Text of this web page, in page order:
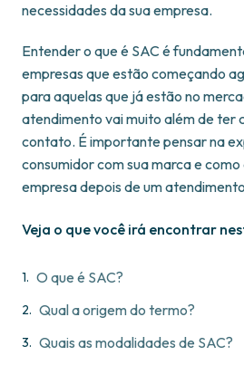
necessidades da sua empresa.
Entender o que é SAC é
empresas que estão começando
para aquelas que já estão no
atendimento vai muito além de ter
contato. É importante pensar na
consumidor com sua marca e como
empresa depois de um
Veja o que você irá encontrar
O que é SAC?
Qual a origem do termo?
Quais as modalidades de SAC?